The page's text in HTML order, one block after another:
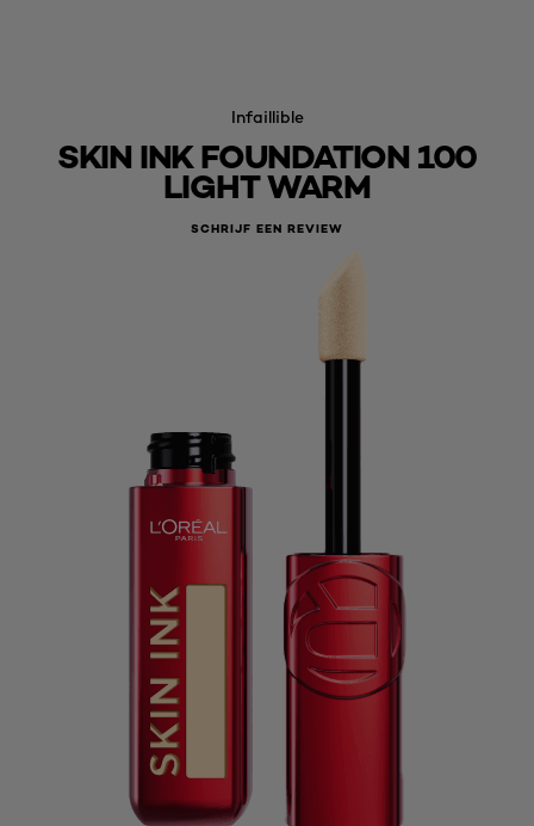
Infaillible
SKIN INK FOUNDATION 100
LIGHT WARM
SCHRIJF EEN REVIEW